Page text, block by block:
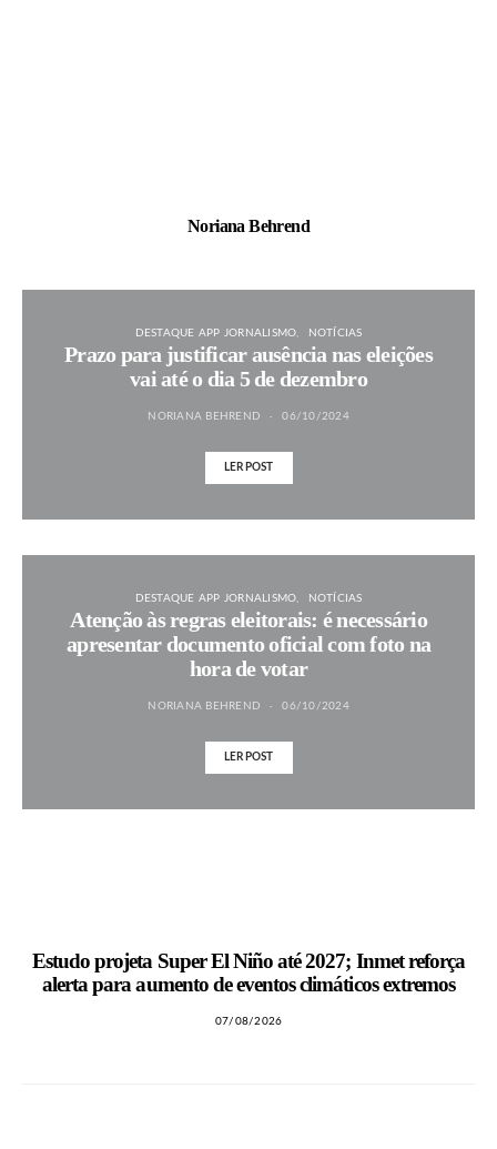
Noriana Behrend
DESTAQUE APP JORNALISMO NOTÍCIAS
Prazo para justificar ausência nas eleições
vai até o dia 5 de dezembro
NORIANA BEHREND 06/10/2024
LER POST
DESTAQUE APP JORNALISMO NOTÍCIAS
Atenção às regras eleitorais: é necessário
apresentar documento oficial com foto na
hora de votar
NORIANA BEHREND 06/10/2024
LER POST
Estudo projeta Super El Niño até 2027; Inmet reforça
alerta para aumento de eventos climáticos extremos
07/08/2026